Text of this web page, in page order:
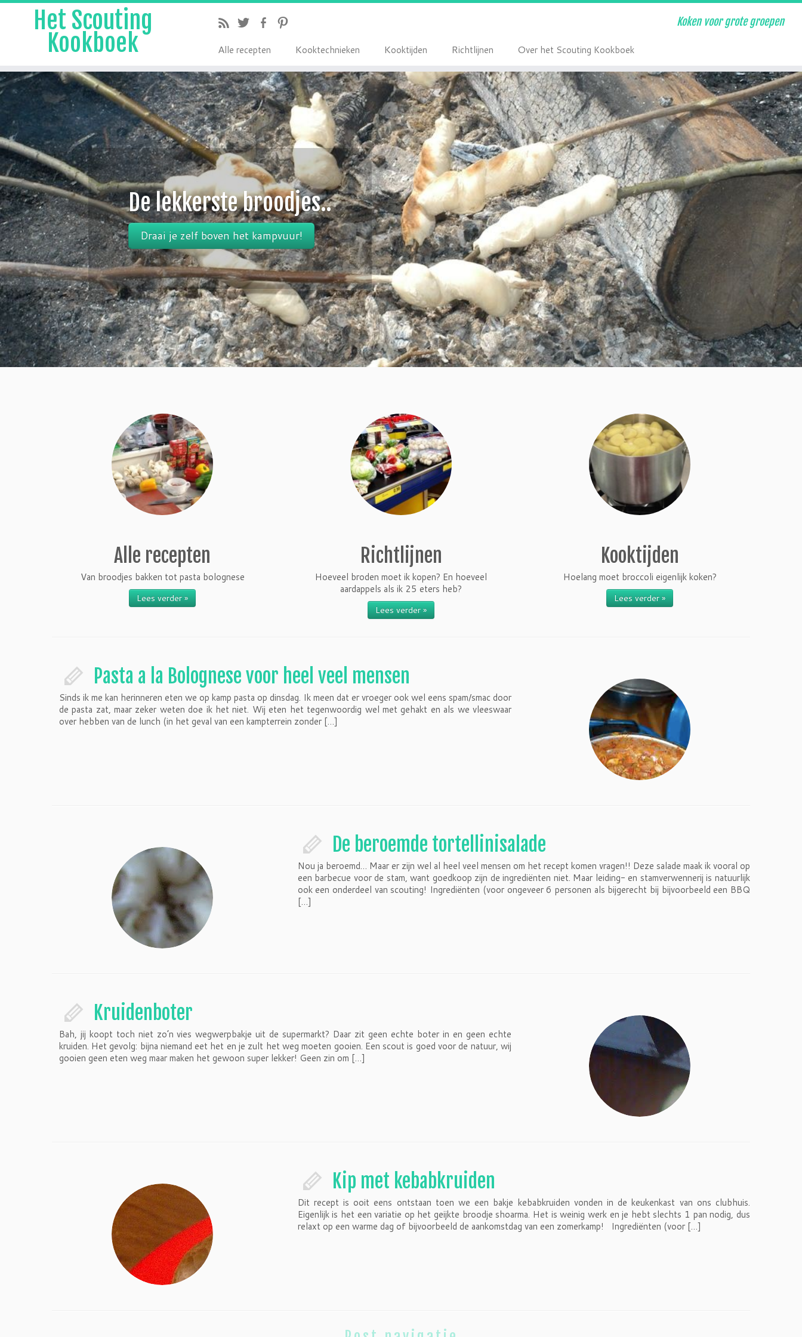
Het Scouting
Kookboek
Koken voor grote groepen
Alle recepten Kooktechnieken Kooktijden Richtlijnen Over het Scouting Kookboek
De lekkerste gehaktballen...
Draai je zelf!
Alle recepten
Van broodjes bakken tot pasta bolognese
Lees verder »
Richtlijnen
Hoeveel broden moet ik kopen? En hoeveel
aardappels als ik 25 eters heb?
Lees verder »
Kooktijden
Hoelang moet broccoli eigenlijk koken?
Lees verder »
Pasta a la Bolognese voor heel veel mensen
Sinds ik me kan herinneren eten we op kamp pasta op dinsdag. Ik meen dat er vroeger ook wel eens spam/smac door
de pasta zat, maar zeker weten doe ik het niet. Wij eten het tegenwoordig wel met gehakt en als we vleeswaar
over hebben van de lunch (in het geval van een kampterrein zonder […]
De beroemde tortellinisalade
Nou ja beroemd… Maar er zijn wel al heel veel mensen om het recept komen vragen!! Deze salade maak ik vooral op
een barbecue voor de stam, want goedkoop zijn de ingrediënten niet. Maar leiding- en stamverwennerij is natuurlijk
ook een onderdeel van scouting! Ingrediënten (voor ongeveer 6 personen als bijgerecht bij bijvoorbeeld een BBQ
[…]
Kruidenboter
Bah, jij koopt toch niet zo’n vies wegwerpbakje uit de supermarkt? Daar zit geen echte boter in en geen echte
kruiden. Het gevolg: bijna niemand eet het en je zult het weg moeten gooien. Een scout is goed voor de natuur, wij
gooien geen eten weg maar maken het gewoon super lekker! Geen zin om […]
Kip met kebabkruiden
Dit recept is ooit eens ontstaan toen we een bakje kebabkruiden vonden in de keukenkast van ons clubhuis.
Eigenlijk is het een variatie op het geijkte broodje shoarma. Het is weinig werk en je hebt slechts 1 pan nodig, dus
relaxt op een warme dag of bijvoorbeeld de aankomstdag van een zomerkamp! Ingrediënten (voor […]